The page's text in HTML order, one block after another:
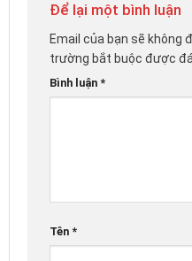
Để lại một bình luận
Email của bạn sẽ không
trường bắt buộc được
Bình luận *
Tên *